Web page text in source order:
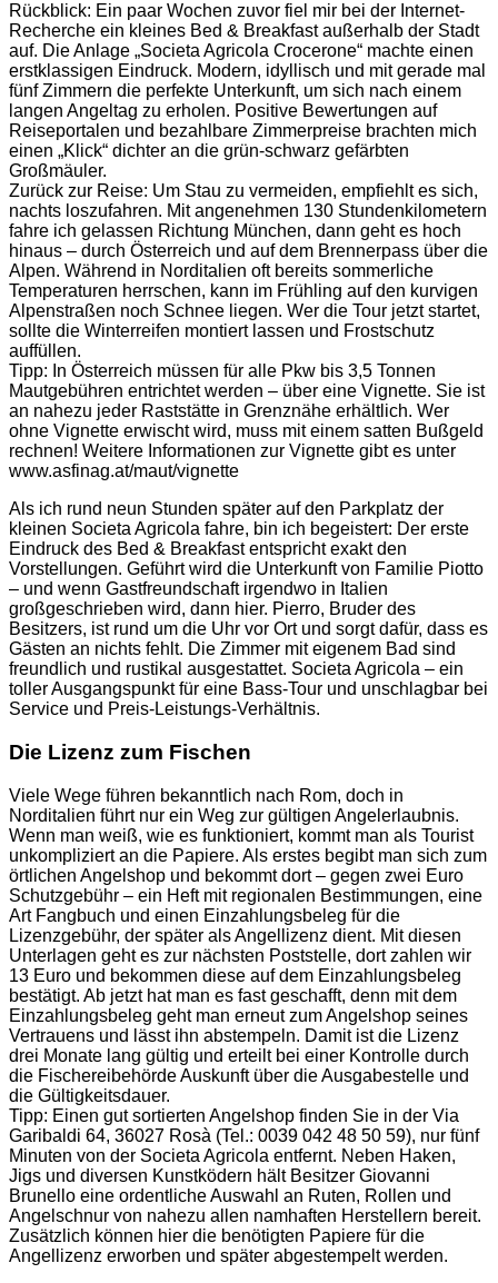
Rückblick: Ein paar Wochen zuvor fiel mir bei der Internet-
Recherche ein kleines Bed & Breakfast außerhalb der Stadt
auf. Die Anlage „Societa Agricola Crocerone“ machte einen
erstklassigen Eindruck. Modern, idyllisch und mit gerade mal
fünf Zimmern die perfekte Unterkunft, um sich nach einem
langen Angeltag zu erholen. Positive Bewertungen auf
Reiseportalen und bezahlbare Zimmerpreise brachten mich
einen „Klick“ dichter an die grün-schwarz gefärbten
Großmäuler.
Zurück zur Reise: Um Stau zu vermeiden, empfiehlt es sich,
nachts loszufahren. Mit angenehmen 130 Stundenkilometern
fahre ich gelassen Richtung München, dann geht es hoch
hinaus – durch Österreich und auf dem Brennerpass über die
Alpen. Während in Norditalien oft bereits sommerliche
Temperaturen herrschen, kann im Frühling auf den kurvigen
Alpenstraßen noch Schnee liegen. Wer die Tour jetzt startet,
sollte die Winterreifen montiert lassen und Frostschutz
auffüllen.
Tipp: In Österreich müssen für alle Pkw bis 3,5 Tonnen
Mautgebühren entrichtet werden – über eine Vignette. Sie ist
an nahezu jeder Raststätte in Grenznähe erhältlich. Wer
ohne Vignette erwischt wird, muss mit einem satten Bußgeld
rechnen! Weitere Informationen zur Vignette gibt es unter
www.asfinag.at/maut/vignette
Als ich rund neun Stunden später auf den Parkplatz der
kleinen Societa Agricola fahre, bin ich begeistert: Der erste
Eindruck des Bed & Breakfast entspricht exakt den
Vorstellungen. Geführt wird die Unterkunft von Familie Piotto
– und wenn Gastfreundschaft irgendwo in Italien
großgeschrieben wird, dann hier. Pierro, Bruder des
Besitzers, ist rund um die Uhr vor Ort und sorgt dafür, dass es
Gästen an nichts fehlt. Die Zimmer mit eigenem Bad sind
freundlich und rustikal ausgestattet. Societa Agricola – ein
toller Ausgangspunkt für eine Bass-Tour und unschlagbar bei
Service und Preis-Leistungs-Verhältnis.
Die Lizenz zum Fischen
Viele Wege führen bekanntlich nach Rom, doch in
Norditalien führt nur ein Weg zur gültigen Angelerlaubnis.
Wenn man weiß, wie es funktioniert, kommt man als Tourist
unkompliziert an die Papiere. Als erstes begibt man sich zum
örtlichen Angelshop und bekommt dort – gegen zwei Euro
Schutzgebühr – ein Heft mit regionalen Bestimmungen, eine
Art Fangbuch und einen Einzahlungsbeleg für die
Lizenzgebühr, der später als Angellizenz dient. Mit diesen
Unterlagen geht es zur nächsten Poststelle, dort zahlen wir
13 Euro und bekommen diese auf dem Einzahlungsbeleg
bestätigt. Ab jetzt hat man es fast geschafft, denn mit dem
Einzahlungsbeleg geht man erneut zum Angelshop seines
Vertrauens und lässt ihn abstempeln. Damit ist die Lizenz
drei Monate lang gültig und erteilt bei einer Kontrolle durch
die Fischereibehörde Auskunft über die Ausgabestelle und
die Gültigkeitsdauer.
Tipp: Einen gut sortierten Angelshop finden Sie in der Via
Garibaldi 64, 36027 Rosà (Tel.: 0039 042 48 50 59), nur fünf
Minuten von der Societa Agricola entfernt. Neben Haken,
Jigs und diversen Kunstködern hält Besitzer Giovanni
Brunello eine ordentliche Auswahl an Ruten, Rollen und
Angelschnur von nahezu allen namhaften Herstellern bereit.
Zusätzlich können hier die benötigten Papiere für die
Angellizenz erworben und später abgestempelt werden.